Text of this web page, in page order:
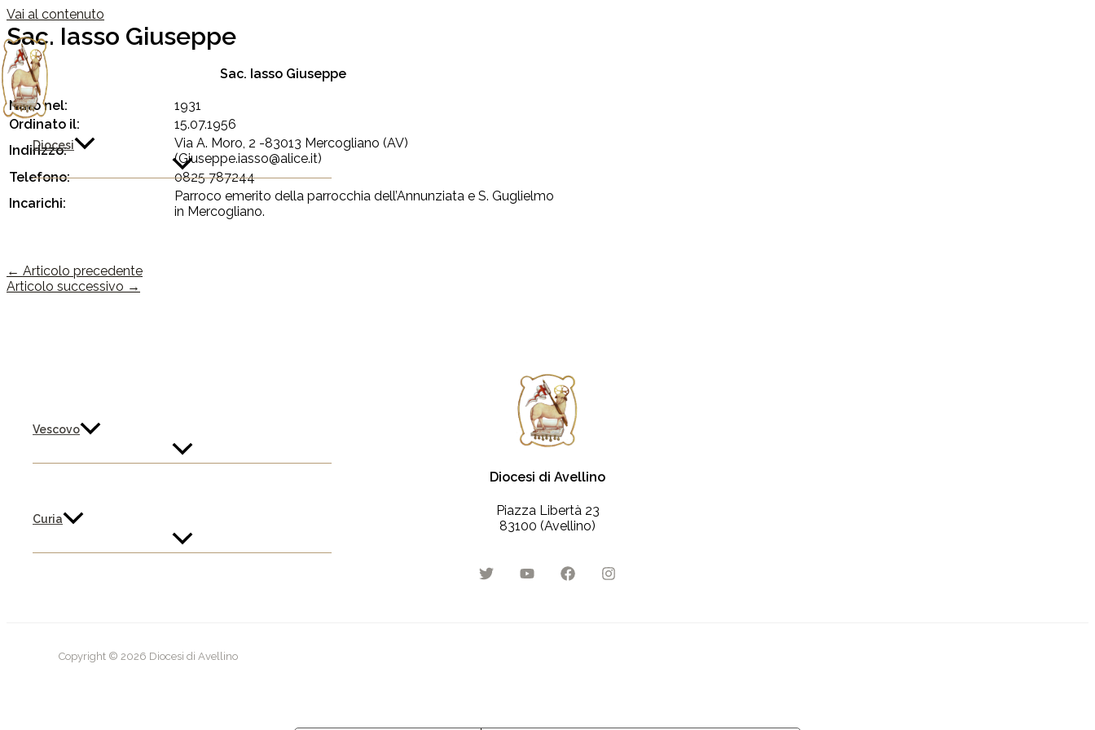
Vai al contenuto
Diocesi
Vescovo
Curia
Sac. Iasso Giuseppe
Sac. Iasso Giuseppe
Nato nel:
1931
Ordinato il:
15.07.1956
Indirizzo:
Via A. Moro, 2 -83013 Mercogliano (AV)
(Giuseppe.iasso@alice.it)
Telefono:
0825 787244
Incarichi:
Parroco emerito della parrocchia dell’Annunziata e S. Guglielmo
in Mercogliano.
← Articolo precedente
Articolo successivo →
Diocesi di Avellino
Piazza Libertà 23
83100 (Avellino)
Copyright © 2026 Diocesi di Avellino